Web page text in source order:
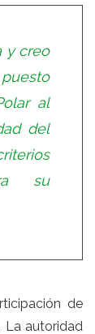
y creo
al
del
su
de
La autoridad